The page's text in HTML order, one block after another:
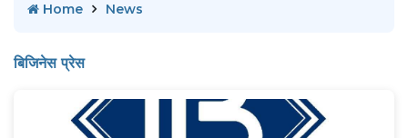
Home News
बिजिनेस प्रेस